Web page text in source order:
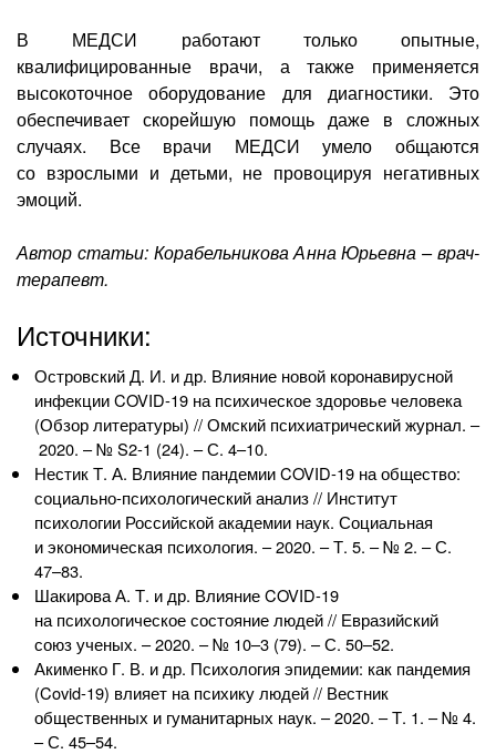
В МЕДСИ работают только опытные,
квалифицированные врачи, а также применяется
высокоточное оборудование для диагностики. Это
обеспечивает скорейшую помощь даже в сложных
случаях. Все врачи МЕДСИ умело общаются
со взрослыми и детьми, не провоцируя негативных
эмоций.
Автор статьи: Корабельникова Анна Юрьевна – врач-
терапевт.
Источники:
Островский Д. И. и др. Влияние новой коронавирусной
инфекцииCOVID-19 на психическое здоровье человека
(Обзор литературы) // Омский психиатрический журнал. –
2020. – № S2-1 (24). – С. 4–10.
НестикТ. А. Влияние пандемииCOVID-19 на общество:
социально-психологическийанализ // Институт
психологии Российской академии наук. Социальная
и экономическая психология. – 2020. – Т. 5. – № 2. – С.
47–83.
Шакирова А. Т. и др. ВлияниеCOVID-19
на психологическое состояние людей // Евразийский
союз ученых. – 2020. – № 10–3 (79). – С. 50–52.
Акименко Г. В. и др. Психология эпидемии: как пандемия
(Covid-19) влияет на психику людей // Вестник
общественных и гуманитарных наук. – 2020. – Т. 1. – № 4.
– С. 45–54.